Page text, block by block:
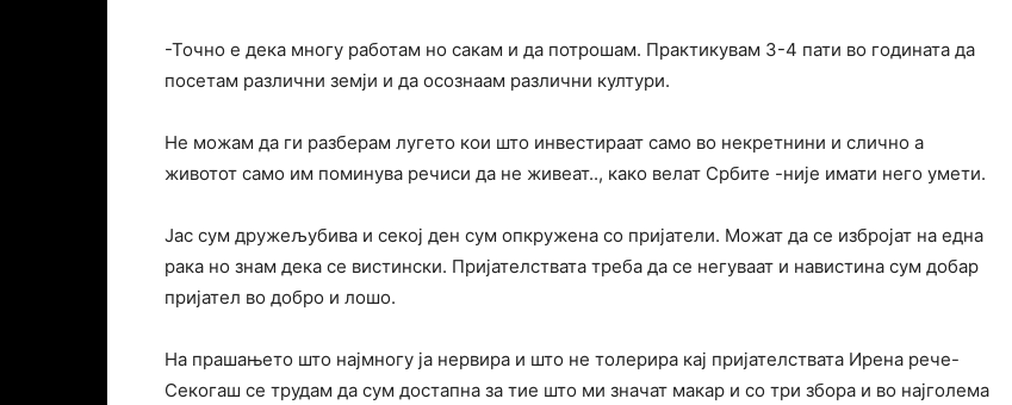
-Точно е дека многу работам но сакам и да потрошам. Практикувам 3-4 пати во годината да
посетам различни земји и да осознаам различни култури.
Не можам да ги разберам лугето кои што инвестираат само во некретнини и слично а
животот само им поминува речиси да не живеат.., како велат Србите -није имати него умети.
Јас сум дружељубива и секој ден сум опкружена со пријатели. Можат да се избројат на една
рака но знам дека се вистински. Пријателствата треба да се негуваат и навистина сум добар
пријател во добро и лошо.
На прашањето што најмногу ја нервира и што не толерира кај пријателствата Ирена рече-
Секогаш се трудам да сум достапна за тие што ми значат макар и со три збора и во најголема